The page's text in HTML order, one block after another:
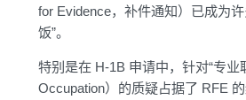
for Evidence，补件通知）已成为
饭”。
特别是在 H-1B 申请中，针对“专业
Occupation）的质疑占据了 RFE